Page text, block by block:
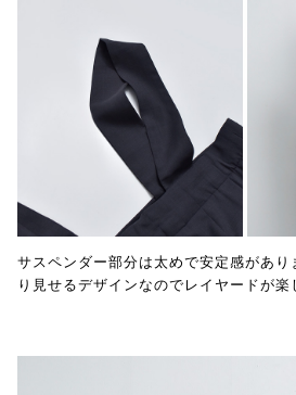
サスペンダー部分は太めで安定感があ
り見せるデザインなのでレイヤードが楽